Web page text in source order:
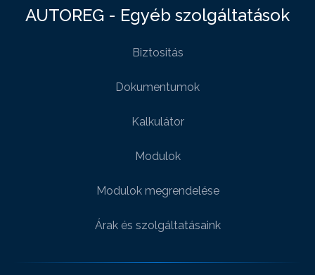
AUTOREG - Egyéb szolgáltatások
Biztositás
Dokumentumok
Kalkulátor
Modulok
Modulok megrendelése
Árak és szolgáltatásaink